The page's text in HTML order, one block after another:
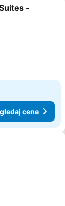
-
cene